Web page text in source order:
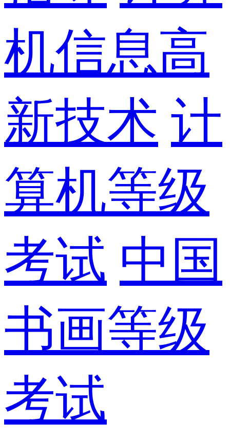
机信息高
新技术 计
算机等级
考试 中国
书画等级
考试